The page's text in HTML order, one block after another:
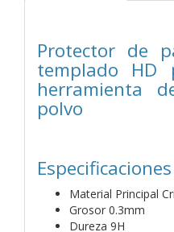
Protector de
templado HD
herramienta
polvo
Especificaciones
Material Principal
Grosor 0.3mm
Dureza 9H